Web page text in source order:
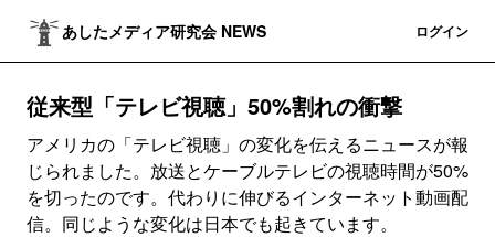
あしたメディア研究会 NEWS ログイン
従来型「テレビ視聴」50%割れの衝撃
アメリカの「テレビ視聴」の変化を伝えるニュースが報
じられました。放送とケーブルテレビの視聴時間が50%
を切ったのです。代わりに伸びるインターネット動画配
信。同じような変化は日本でも起きています。